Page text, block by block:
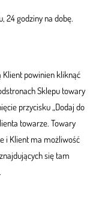
24 godziny na dobę.
Klient powinien kliknąć
Sklepu towary
przycisku „Dodaj do
towarze. Towary
i Klient ma możliwość
się tam